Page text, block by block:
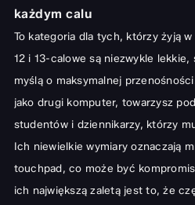
każdym calu
To kategoria dla tych, którzy żyją
12 i 13-calowe są niezwykle lekkie,
myślą o maksymalnej
jako drugi komputer, towarzysz
studentów i dziennikarzy, którzy
Ich niewielkie wymiary oznaczają
touchpad, co może być
ich największą zaletą jest to, że